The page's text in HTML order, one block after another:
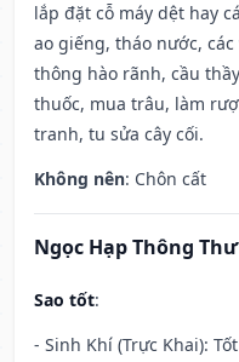
lắp đặt cỗ máy dệt hay
ao giếng, tháo nước,
thông hào rãnh, cầu
thuốc, mua trâu, làm
tranh, tu sửa cây cối.
Không nên: Chôn cất
Ngọc Hạp Thông Thư
Sao tốt:
- Sinh Khí (Trực Khai):